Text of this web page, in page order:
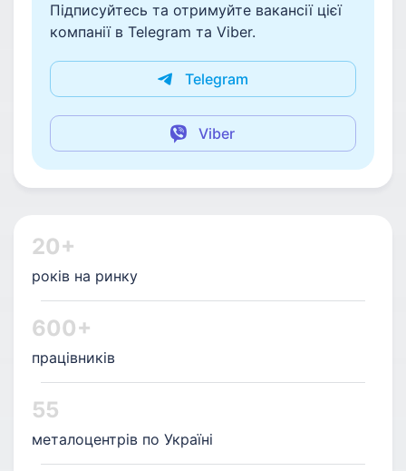
Підписуйтесь та отримуйте вакансії цієї
компанії в Telegram та Viber.
Telegram
Viber
20+
років на ринку
600+
працівників
55
металоцентрів по Україні